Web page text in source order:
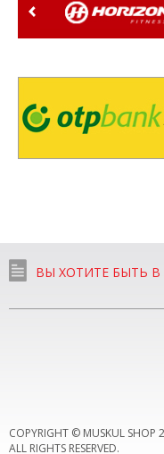
ВЫ ХОТИТЕ БЫТЬ
COPYRIGHT © MUSKUL SHOP
ALL RIGHTS RESERVED.